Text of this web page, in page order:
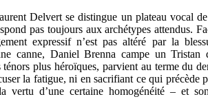
Delvert se distingue un plateau vocal
pas toujours aux archétypes attendus.
expressif n’est pas altéré par la
canne, Daniel Brenna campe un
ténors plus héroïques, parvient au terme du
la fatigue, ni en sacrifiant ce qui précède
vertu d’une certaine homogénéité – et